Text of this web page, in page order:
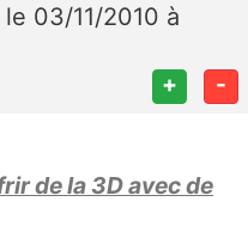
le 03/11/2010 à
+ -
de la 3D avec de